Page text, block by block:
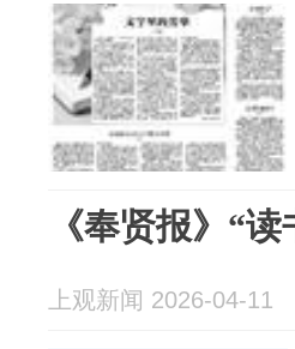
《奉贤报》“
上观新闻 2026-04-11